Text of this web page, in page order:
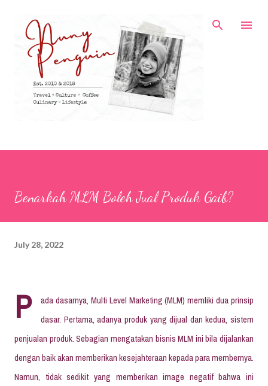
Benarkah MLM Boleh Jual Produk Gaib?
July 28, 2022
P ada dasarnya, Multi Level Marketing (MLM) memliki dua prinsip
dasar. Pertama, adanya produk yang dijual dan kedua, sistem
penjualan produk. Sebagian mengatakan bisnis MLM ini bila dijalankan
dengan baik akan memberikan kesejahteraan kepada para membernya.
Namun, tidak sedikit yang memberikan image negatif bahwa ini